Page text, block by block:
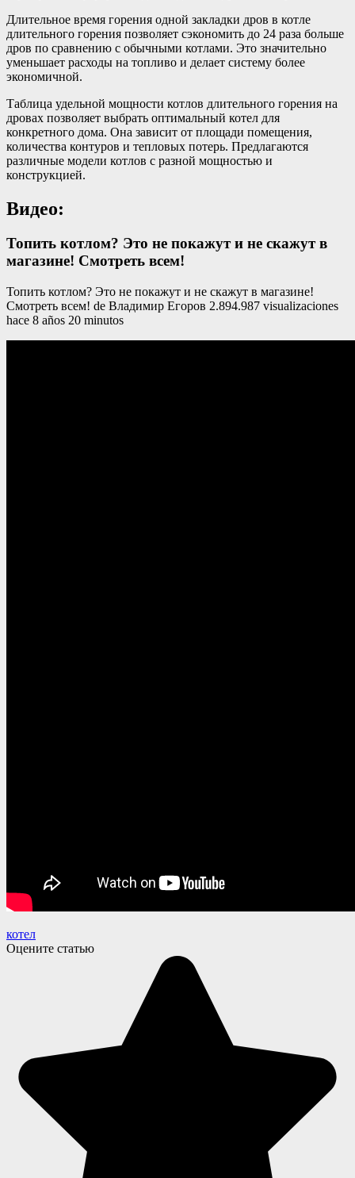
Длительное время горения одной закладки дров в котле
длительного горения позволяет сэкономить до 24 раза больше
дров по сравнению с обычными котлами. Это значительно
уменьшает расходы на топливо и делает систему более
экономичной.
Таблица удельной мощности котлов длительного горения на
дровах позволяет выбрать оптимальный котел для
конкретного дома. Она зависит от площади помещения,
количества контуров и тепловых потерь. Предлагаются
различные модели котлов с разной мощностью и
конструкцией.
Видео:
Топить котлом? Это не покажут и не скажут в
магазине! Смотреть всем!
Топить котлом? Это не покажут и не скажут в магазине!
Смотреть всем! de Владимир Егоров 2.894.987 visualizaciones
hace 8 años 20 minutos
котел
Оцените статью